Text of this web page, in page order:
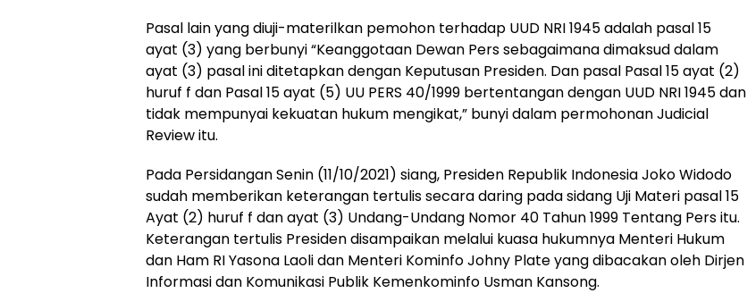
Pasal lain yang diuji-materilkan pemohon terhadap UUD NRI 1945 adalah pasal 15
ayat (3) yang berbunyi “Keanggotaan Dewan Pers sebagaimana dimaksud dalam
ayat (3) pasal ini ditetapkan dengan Keputusan Presiden. Dan pasal Pasal 15 ayat (2)
huruf f dan Pasal 15 ayat (5) UU PERS 40/1999 bertentangan dengan UUD NRI 1945 dan
tidak mempunyai kekuatan hukum mengikat,” bunyi dalam permohonan Judicial
Review itu.
Pada Persidangan Senin (11/10/2021) siang, Presiden Republik Indonesia Joko Widodo
sudah memberikan keterangan tertulis secara daring pada sidang Uji Materi pasal 15
Ayat (2) huruf f dan ayat (3) Undang-Undang Nomor 40 Tahun 1999 Tentang Pers itu.
Keterangan tertulis Presiden disampaikan melalui kuasa hukumnya Menteri Hukum
dan Ham RI Yasona Laoli dan Menteri Kominfo Johny Plate yang dibacakan oleh Dirjen
Informasi dan Komunikasi Publik Kemenkominfo Usman Kansong.